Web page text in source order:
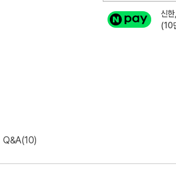
신
(10
Q&A(10)